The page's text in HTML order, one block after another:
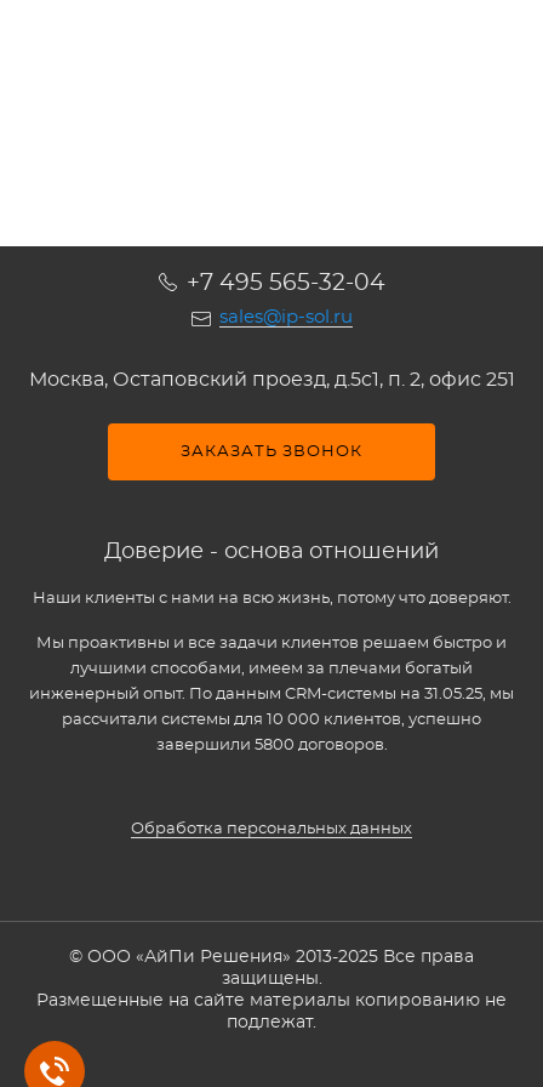
+7 495 565-32-04
sales@ip-sol.ru
Москва, Остаповский проезд, д.5c1, п. 2, офис 251
ЗАКАЗАТЬ ЗВОНОК
Доверие - основа отношений
Наши клиенты с нами на всю жизнь, потому что доверяют.
Мы проактивны и все задачи клиентов решаем быстро и
лучшими способами, имеем за плечами богатый
инженерный опыт. По данным CRM-системы на 31.05.25, мы
рассчитали системы для 10 000 клиентов, успешно
завершили 5800 договоров.
Обработка персональных данных
© ООО «АйПи Решения» 2013-2025 Все права
защищены.
Размещенные на сайте материалы копированию не
подлежат.